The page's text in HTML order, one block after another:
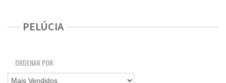
PELÚCIA
ORDENAR POR: